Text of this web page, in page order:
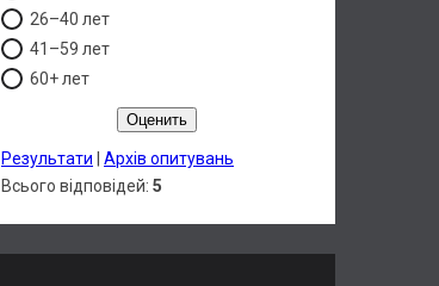
26–40 лет
41–59 лет
60+ лет
Результати
Архів опитувань
Всього відповідей: 5